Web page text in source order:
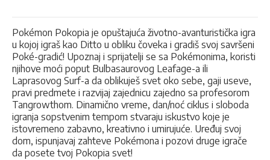
Pokémon Pokopia je opuštajuća životno-avanturistička igra
u kojoj igraš kao Ditto u obliku čoveka i gradiš svoj savršeni
Poké-gradić! Upoznaj i sprijatelji se sa Pokémonima, koristi
njihove moći poput Bulbasaurovog Leafage-a ili
Laprasovog Surf-a da oblikuješ svet oko sebe, gaji useve,
pravi predmete i razvijaj zajednicu zajedno sa profesorom
Tangrowthom. Dinamično vreme, dan/noć ciklus i sloboda
igranja sopstvenim tempom stvaraju iskustvo koje je
istovremeno zabavno, kreativno i umirujuće. Uređuj svoj
dom, ispunjavaj zahteve Pokémona i pozovi druge igrače
da posete tvoj Pokopia svet!